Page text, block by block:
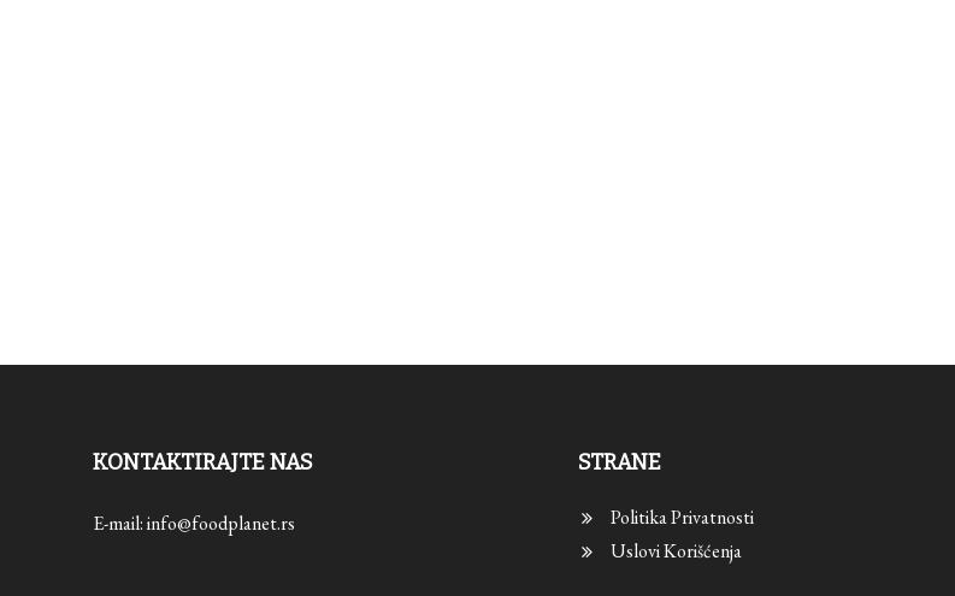
KONTAKTIRAJTE NAS
E-mail: info@foodplanet.rs
STRANE
Politika Privatnosti
Uslovi Korišćenja